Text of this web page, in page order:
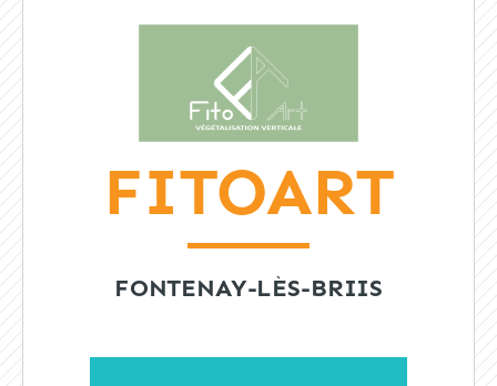
FITOART
FONTENAY-LÈS-BRIIS